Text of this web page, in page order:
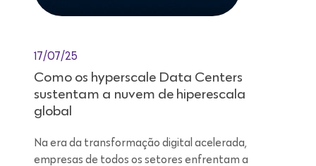
17/07/25
Como os hyperscale Data Centers
sustentam a nuvem de hiperescala
global
Na era da transformação digital acelerada,
empresas de todos os setores enfrentam a